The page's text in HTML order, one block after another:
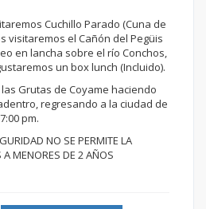
Cuchillo Parado (Cuna de
visitaremos el Cañón del Pegüis
en lancha sobre el río Conchos,
un box lunch (Incluido).
Grutas de Coyame haciendo
regresando a la ciudad de
pm.
NO SE PERMITE LA
MENORES DE 2 AÑOS